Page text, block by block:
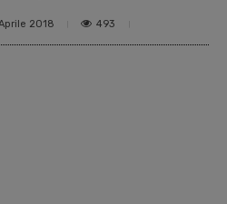
2018 493